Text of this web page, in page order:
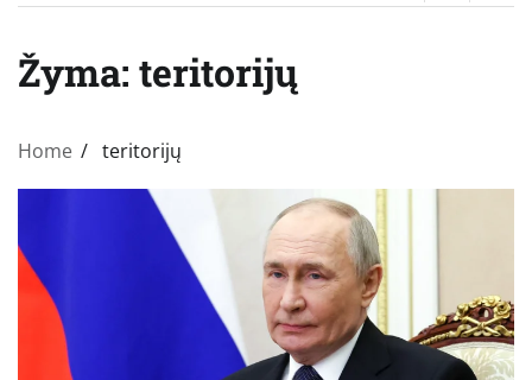
Žyma: teritorijų
Home teritorijų